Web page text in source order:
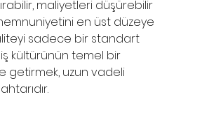
maliyetleri düşürebilir
en üst düzeye
sadece bir standart
kültürünün temel bir
getirmek, uzun vadeli